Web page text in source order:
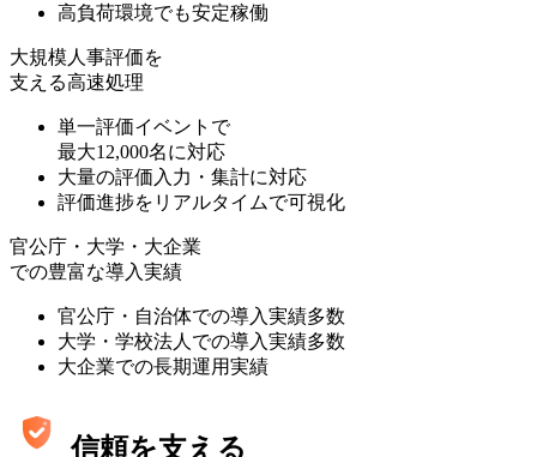
高負荷環境でも安定稼働
大規模人事評価を
支える高速処理
単一評価イベントで
最大12,000名に対応
大量の評価入力・集計に対応
評価進捗をリアルタイムで可視化
官公庁・大学・大企業
での豊富な導入実績
官公庁・自治体での導入実績多数
大学・学校法人での導入実績多数
大企業での長期運用実績
信頼を支える